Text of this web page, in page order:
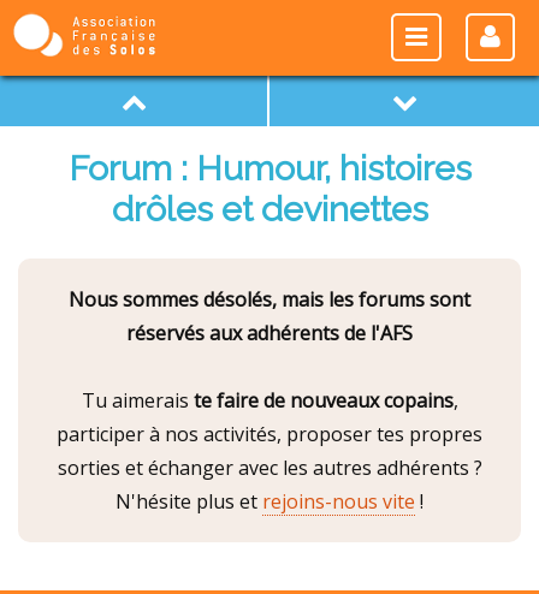
Forum : Humour, histoires
drôles et devinettes
Nous sommes désolés, mais les forums sont
réservés aux adhérents de l'AFS
Tu aimerais te faire de nouveaux copains,
participer à nos activités, proposer tes propres
sorties et échanger avec les autres adhérents ?
N'hésite plus et rejoins-nous vite !